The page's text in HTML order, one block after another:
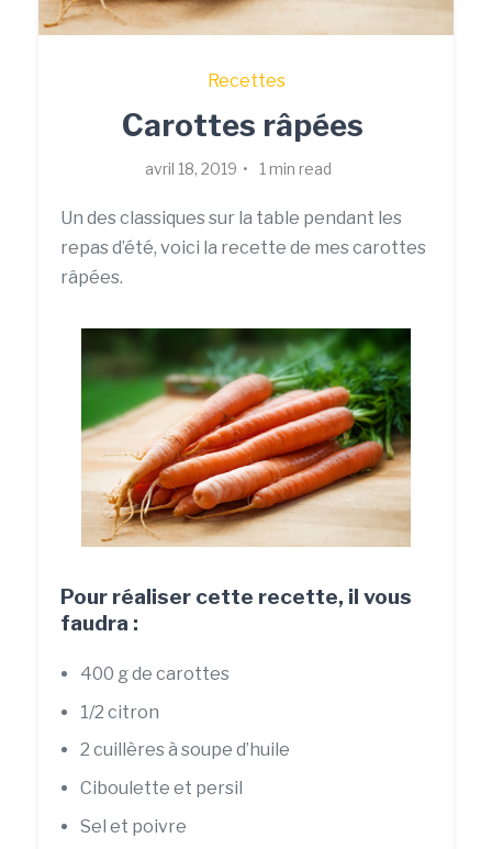
Recettes
Carottes râpées
avril 18, 2019 1 min read
Un des classiques sur la table pendant les
repas d’été, voici la recette de mes carottes
râpées.
Pour réaliser cette recette, il vous
faudra :
400 g de carottes
1/2 citron
2 cuillères à soupe d’huile
Ciboulette et persil
Sel et poivre